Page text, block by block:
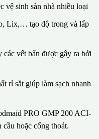
vệ sinh sàn nhà nhiều loại
Lix,… tạo độ trong và lấp
các vết bẩn được gây ra bởi
rỉ sắt giúp làm sạch nhanh
PRO GMP 200 ACI-
hoặc cống thoát.